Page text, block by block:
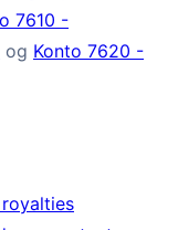
7610 -
og Konto 7620 -